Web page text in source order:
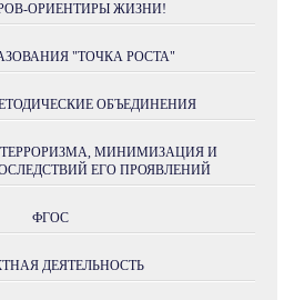
ОРИЕНТИРЫ ЖИЗНИ!
"ТОЧКА РОСТА"
ОБЪЕДИНЕНИЯ
МИНИМИЗАЦИЯ И
ЕГО ПРОЯВЛЕНИЙ
ФГОС
ДЕЯТЕЛЬНОСТЬ